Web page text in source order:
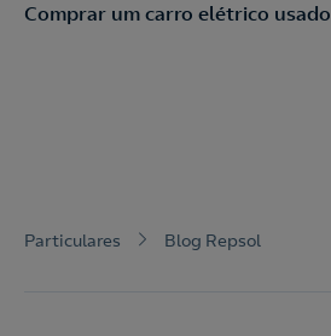
Comprar um carro elétrico usado
Particulares Blog Repsol